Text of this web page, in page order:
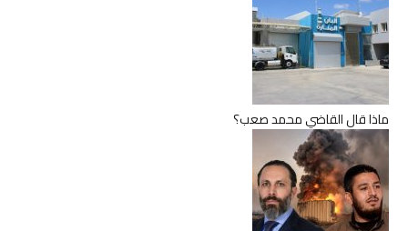
ماذا قال القاضي محمد صعب؟